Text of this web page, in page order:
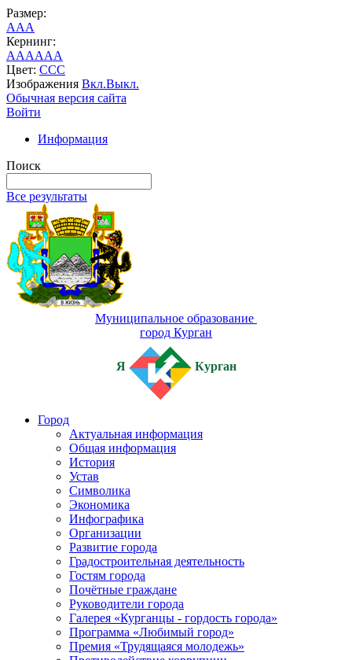
Размер:
AAA
Кернинг:
AAAAAA
Цвет: CCC
Изображения Вкл.Выкл.
Обычная версия сайта
Войти
Информация
Поиск
Все результаты
Муниципальное образование
город Курган
Я Курган
Город
Актуальная информация
Общая информация
История
Устав
Символика
Экономика
Инфографика
Организации
Развитие города
Градостроительная деятельность
Гостям города
Почётные граждане
Руководители города
Галерея «Курганцы - гордость города»
Программа «Любимый город»
Премия «Трудящаяся молодежь»